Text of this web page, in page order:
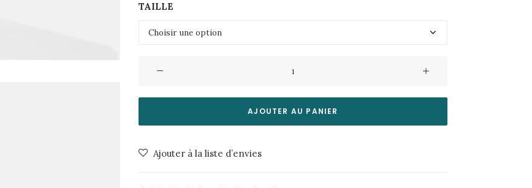
TAILLE
Chemise
4145
Horizon
AJOUTER AU PANIER
Ajouter à la liste d’envies